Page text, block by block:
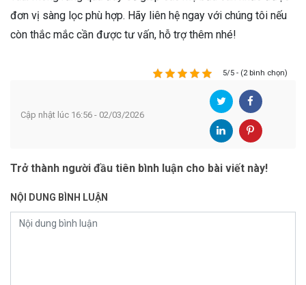
đơn vị sàng lọc phù hợp. Hãy liên hệ ngay với chúng tôi nếu
còn thắc mắc cần được tư vấn, hỗ trợ thêm nhé!
5/5 - (2 bình chọn)
Cập nhật lúc 16:56 - 02/03/2026
Trở thành người đầu tiên bình luận cho bài viết này!
NỘI DUNG BÌNH LUẬN